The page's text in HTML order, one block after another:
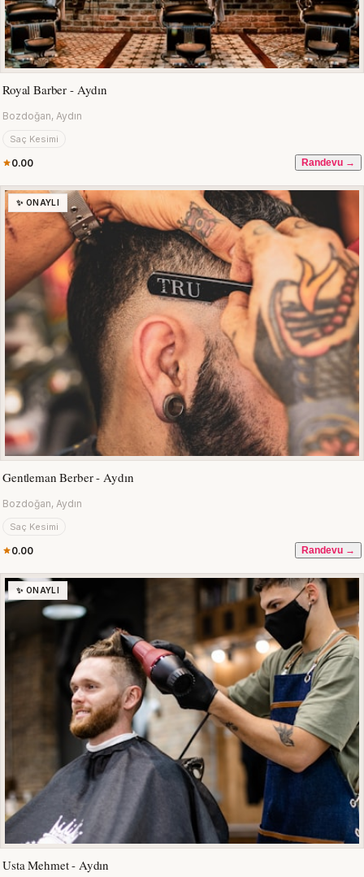
Royal Barber - Aydın
Bozdoğan, Aydın
Saç Kesimi
0.00 Randevu →
✨ ONAYLI
Gentleman Berber - Aydın
Bozdoğan, Aydın
Saç Kesimi
0.00 Randevu →
✨ ONAYLI
Usta Mehmet - Aydın